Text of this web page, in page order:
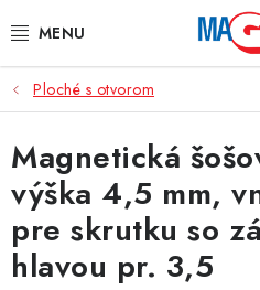
na
HLAVNÉ KATEGÓRIE
MAGNETICKÉ POMÔCKY
PRIEMYSELNÉ MAGNETY
OSTATNÉ MAGNETY
Ploché s otvorom
Magnetická
výška 4,5 mm,
pre skrutku so
hlavou pr. 3,5